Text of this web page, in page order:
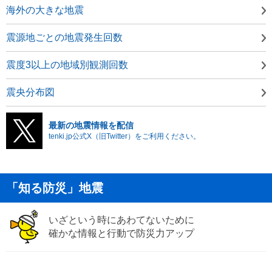
海外の大きな地震
震源地ごとの地震発生回数
震度3以上の地域別観測回数
震央分布図
最新の地震情報を配信
tenki.jp公式X（旧Twitter）をご利用ください。
「知る防災」地震
いざという時にあわてないために
確かな情報と行動で防災力アップ